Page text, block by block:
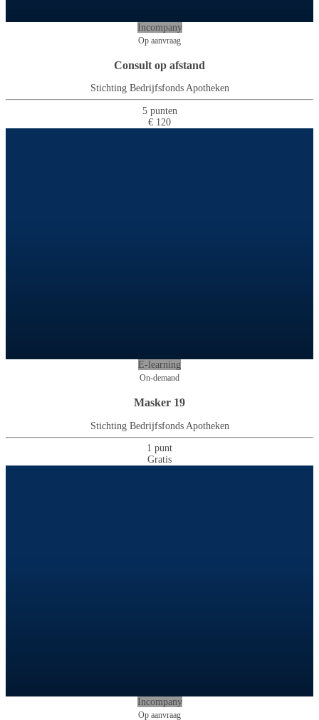
Incompany
Op aanvraag
Consult op afstand
Stichting Bedrijfsfonds Apotheken
5 punten
€ 120
E-learning
On-demand
Masker 19
Stichting Bedrijfsfonds Apotheken
1 punt
Gratis
Incompany
Op aanvraag